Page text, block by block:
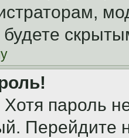
пароль
Перейдите